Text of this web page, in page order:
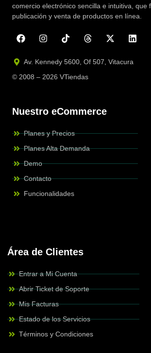
comercio electrónico sencilla e intuitiva, que
publicación y venta de productos en línea.
Av. Kennedy 5600, Of 507, Vitacura
© 2008 – 2026 VTiendas
Nuestro eCommerce
Planes y Precios
Planes Alta Demanda
Demo
Contacto
Funcionalidades
Área de Clientes
Entrar a Mi Cuenta
Abrir Ticket de Soporte
Mis Facturas
Estado de los Servicios
Términos y Condiciones